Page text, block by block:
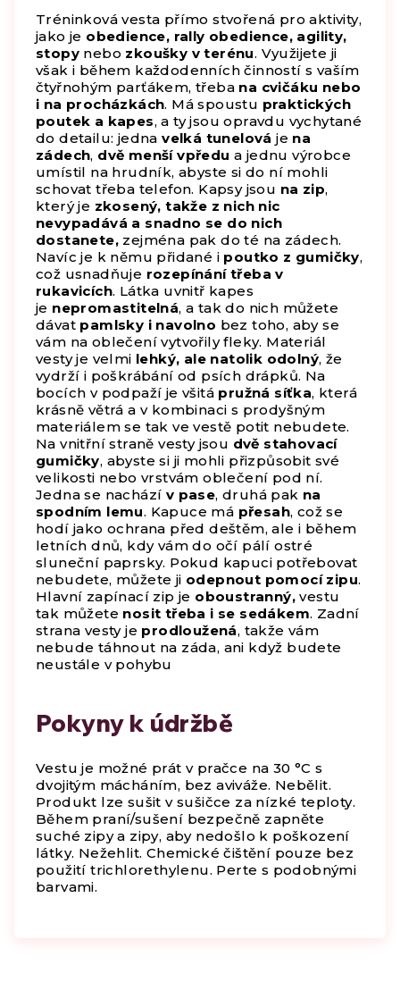
Tréninková vesta přímo stvořená pro aktivity,
jako je obedience, rally obedience, agility,
stopy nebo zkoušky v terénu. Využijete ji
však i během každodenních činností s vaším
čtyřnohým parťákem, třeba na cvičáku nebo
i na procházkách. Má spoustu praktických
poutek a kapes, a ty jsou opravdu vychytané
do detailu: jedna velká tunelová je na
zádech, dvě menší vpředu a jednu výrobce
umístil na hrudník, abyste si do ní mohli
schovat třeba telefon. Kapsy jsou na zip,
který je zkosený, takže z nich nic
nevypadává a snadno se do nich
dostanete, zejména pak do té na zádech.
Navíc je k němu přidané i poutko z gumičky,
což usnadňuje rozepínání třeba v
rukavicích. Látka uvnitř kapes
je nepromastitelná, a tak do nich můžete
dávat pamlsky i navolno bez toho, aby se
vám na oblečení vytvořily fleky. Materiál
vesty je velmi lehký, ale natolik odolný, že
vydrží i poškrábání od psích drápků. Na
bocích v podpaží je všitá pružná síťka, která
krásně větrá a v kombinaci s prodyšným
materiálem se tak ve vestě potit nebudete.
Na vnitřní straně vesty jsou dvě stahovací
gumičky, abyste si ji mohli přizpůsobit své
velikosti nebo vrstvám oblečení pod ní.
Jedna se nachází v pase, druhá pak na
spodním lemu. Kapuce má přesah, což se
hodí jako ochrana před deštěm, ale i během
letních dnů, kdy vám do očí pálí ostré
sluneční paprsky. Pokud kapuci potřebovat
nebudete, můžete ji odepnout pomocí zipu.
Hlavní zapínací zip je oboustranný, vestu
tak můžete nosit třeba i se sedákem. Zadní
strana vesty je prodloužená, takže vám
nebude táhnout na záda, ani když budete
neustále v pohybu
Pokyny k údržbě
Vestu je možné prát v pračce na 30 °C s
dvojitým mácháním, bez aviváže. Nebělit.
Produkt lze sušit v sušičce za nízké teploty.
Během praní/sušení bezpečně zapněte
suché zipy a zipy, aby nedošlo k poškození
látky. Nežehlit. Chemické čištění pouze bez
použití trichlorethylenu. Perte s podobnými
barvami.